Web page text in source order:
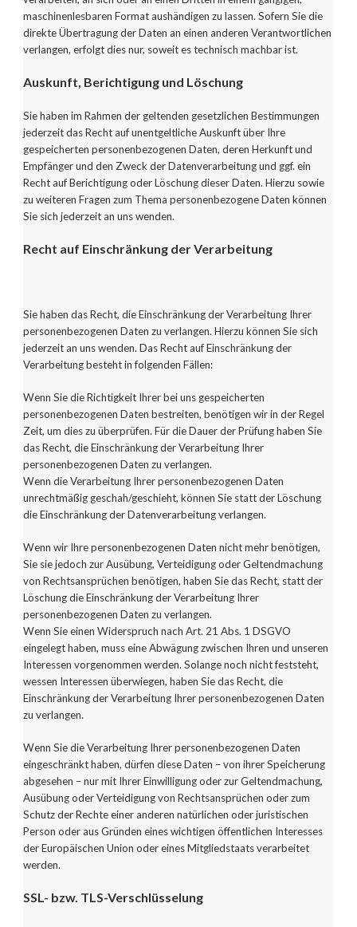
maschinenlesbaren Format aushändigen zu lassen. Sofern Sie die
direkte Übertragung der Daten an einen anderen Verantwortlichen
verlangen, erfolgt dies nur, soweit es technisch machbar ist.
Auskunft, Berichtigung und Löschung
Sie haben im Rahmen der geltenden gesetzlichen Bestimmungen
jederzeit das Recht auf unentgeltliche Auskunft über Ihre
gespeicherten personenbezogenen Daten, deren Herkunft und
Empfänger und den Zweck der Datenverarbeitung und ggf. ein
Recht auf Berichtigung oder Löschung dieser Daten. Hierzu sowie
zu weiteren Fragen zum Thema personenbezogene Daten können
Sie sich jederzeit an uns wenden.
Recht auf Einschränkung der Verarbeitung
Sie haben das Recht, die Einschränkung der Verarbeitung Ihrer
personenbezogenen Daten zu verlangen. Hierzu können Sie sich
jederzeit an uns wenden. Das Recht auf Einschränkung der
Verarbeitung besteht in folgenden Fällen:
Wenn Sie die Richtigkeit Ihrer bei uns gespeicherten
personenbezogenen Daten bestreiten, benötigen wir in der Regel
Zeit, um dies zu überprüfen. Für die Dauer der Prüfung haben Sie
das Recht, die Einschränkung der Verarbeitung Ihrer
personenbezogenen Daten zu verlangen.
Wenn die Verarbeitung Ihrer personenbezogenen Daten
unrechtmäßig geschah/geschieht, können Sie statt der Löschung
die Einschränkung der Datenverarbeitung verlangen.
Wenn wir Ihre personenbezogenen Daten nicht mehr benötigen,
Sie sie jedoch zur Ausübung, Verteidigung oder Geltendmachung
von Rechtsansprüchen benötigen, haben Sie das Recht, statt der
Löschung die Einschränkung der Verarbeitung Ihrer
personenbezogenen Daten zu verlangen.
Wenn Sie einen Widerspruch nach Art. 21 Abs. 1 DSGVO
eingelegt haben, muss eine Abwägung zwischen Ihren und unseren
Interessen vorgenommen werden. Solange noch nicht feststeht,
wessen Interessen überwiegen, haben Sie das Recht, die
Einschränkung der Verarbeitung Ihrer personenbezogenen Daten
zu verlangen.
Wenn Sie die Verarbeitung Ihrer personenbezogenen Daten
eingeschränkt haben, dürfen diese Daten – von ihrer Speicherung
abgesehen – nur mit Ihrer Einwilligung oder zur Geltendmachung,
Ausübung oder Verteidigung von Rechtsansprüchen oder zum
Schutz der Rechte einer anderen natürlichen oder juristischen
Person oder aus Gründen eines wichtigen öffentlichen Interesses
der Europäischen Union oder eines Mitgliedstaats verarbeitet
werden.
SSL- bzw. TLS-Verschlüsselung